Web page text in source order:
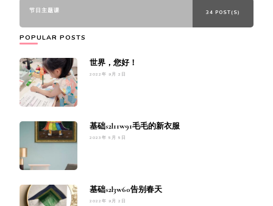
节日主题课 34 POST(S)
POPULAR POSTS
世界，您好！
2022年 9月 2日
基础s2l11w91毛毛的新衣服
2023年 5月 5日
基础s2l3w60告别春天
2022年 9月 2日